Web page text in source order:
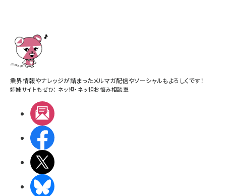
業界情報やナレッジが詰まったメルマガ配信やソーシャルもよろしくです！
姉妹サイトもぜひ： ネッ担・ ネッ担お悩み相談室